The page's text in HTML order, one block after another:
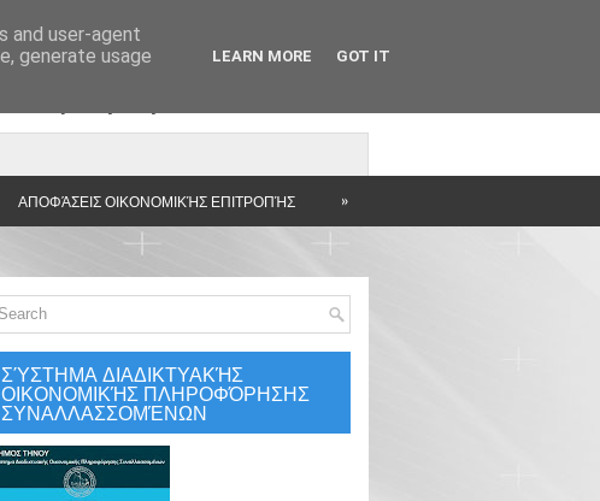
ΑΠΟΦΆΣΕΙΣ ΟΙΚΟΝΟΜΙΚΉΣ ΕΠΙΤΡΟΠΉΣ »
ΣΎΣΤΗΜΑ ΔΙΑΔΙΚΤΥΑΚΉΣ
ΟΙΚΟΝΟΜΙΚΉΣ ΠΛΗΡΟΦΌΡΗΣΗΣ
ΣΥΝΑΛΛΑΣΣΟΜΈΝΩΝ
and user-agent
generate usage
LEARN MORE GOT IT